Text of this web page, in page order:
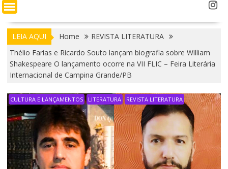
LEIA AQUI Home
REVISTA LITERATURA
Thélio Farias e Ricardo Souto lançam biografia sobre William
Shakespeare O lançamento ocorre na VII FLIC – Feira Literária
Internacional de Campina Grande/PB
CULTURA E LANÇAMENTOS LITERATURA REVISTA LITERATURA